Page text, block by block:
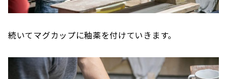
続いてマグカップに釉薬を付けていきます。